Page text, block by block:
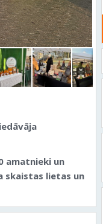
amatnieki un
skaistas lietas un